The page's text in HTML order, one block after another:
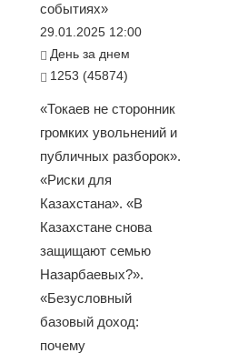
событиях»
29.01.2025 12:00
День за днем
1253 (45874)
«Токаев не сторонник
громких увольнений и
публичных разборок».
«Риски для
Казахстана». «В
Казахстане снова
защищают семью
Назарбаевых?».
«Безусловный
базовый доход:
почему